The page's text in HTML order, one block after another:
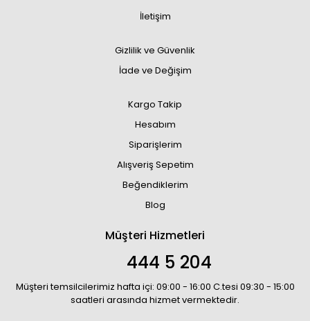
İletişim
Gizlilik ve Güvenlik
İade ve Değişim
Kargo Takip
Hesabım
Siparişlerim
Alışveriş Sepetim
Beğendiklerim
Blog
Müşteri Hizmetleri
444 5 204
Müşteri temsilcilerimiz hafta içi: 09:00 - 16:00 C.tesi 09:30 - 15:00
saatleri arasında hizmet vermektedir.